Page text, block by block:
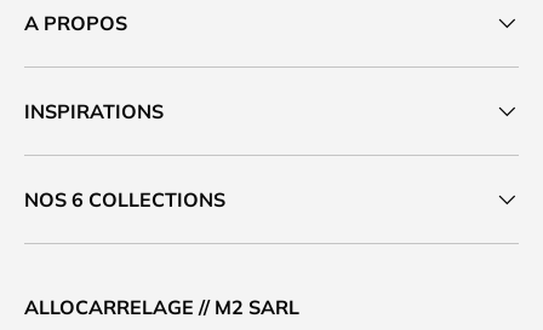
A PROPOS
INSPIRATIONS
NOS 6 COLLECTIONS
ALLOCARRELAGE // M2 SARL